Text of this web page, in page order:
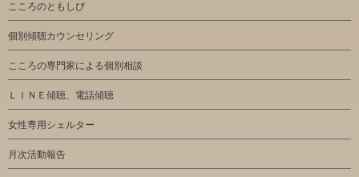
こころのともしび
個別傾聴カウンセリング
こころの専門家による個別相談
ＬＩＮＥ傾聴、電話傾聴
女性専用シェルター
月次活動報告